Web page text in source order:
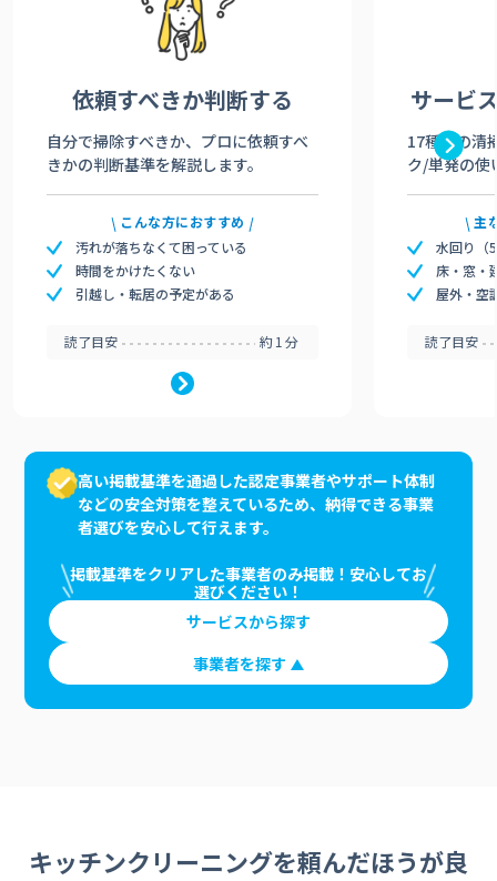
依頼すべきか判断する
自分で掃除すべきか、プロに依頼すべ
きかの判断基準を解説します。
こんな方におすすめ
汚れが落ちなくて困っている
時間をかけたくない
引越し・転居の予定がある
読了目安 約1分
サービ
17種類の清
ク/単発の使
主
水回り（
床・窓・
屋外・空
読了目安
高い掲載基準を通過した認定事業者やサポート体制
などの安全対策を整えているため、納得できる事業
者選びを安心して行えます。
掲載基準をクリアした事業者のみ掲載！安心してお
選びください！
サービスから探す
事業者を探す
キッチンクリーニングを頼んだほうが良